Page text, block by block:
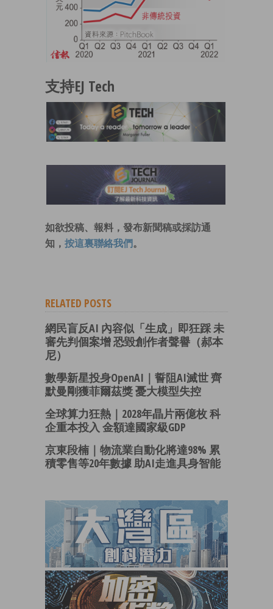
支持EJ Tech
如欲投稿、報料，發布新聞稿或採訪通
知， 按這裏聯絡我們 。
RELATED POSTS
網民盲反AI 內容似「生成」即狂踩 未
審先判個案增 恐毀創作者聲譽（郝本
尼）
數學新星投身OpenAI｜誓阻AI滅世 齊
默曼剛獲菲爾茲獎 憂大模型失控
全球算力狂熱｜2028年晶片兩億枚 科
企重本投入 金額達國家級GDP
京東段楠｜物流業自動化將達98% 累
積零售等20年數據 助AI走進具身智能